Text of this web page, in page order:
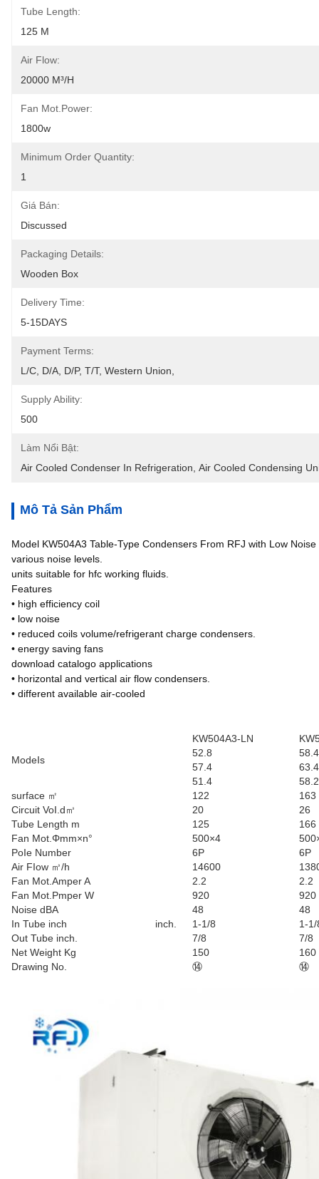
Tube Length:
125 M
Air Flow:
20000 M³/h
Fan Mot.Power:
1800w
Minimum Order Quantity:
1
Giá Bán:
Discussed
Packaging Details:
Wooden Box
Delivery Time:
5-15DAYS
Payment Terms:
L/C, D/A, D/P, T/T, Western Union,
Supply Ability:
500
Làm Nổi Bật:
Air Cooled Condenser In Refrigeration Air Cooled Condensing
Mô Tả Sản Phẩm
Model KW504A3 Table-Type Condensers From RFJ with Low Noise
various noise levels.
units suitable for hfc working fluids.
Features
• high efficiency coil
• low noise
• reduced coils volume/refrigerant charge condensers.
• energy saving fans
download catalogo applications
• horizontal and vertical air flow condensers.
• different available air-cooled
ModeIs
KW504A3-LN
52.8
58.4
57.4
63.4
51.4
58.2
surface ㎡
122
163
Circuit VoI.d㎥
20
26
Tube Length m
125
166
Fan Mot.Φmm×n°
500×4
PoIe Number
6P
6P
Air FIow ㎥/h
14600
Fan Mot.Amper A
2.2
2.2
Fan Mot.Pmper W
920
920
Noise dBA
48
48
In Tube inch
inch. 1-1/8
1-1/
Out Tube inch.
7/8
7/8
Net Weight Kg
150
160
Drawing No.
⑭ ⑭